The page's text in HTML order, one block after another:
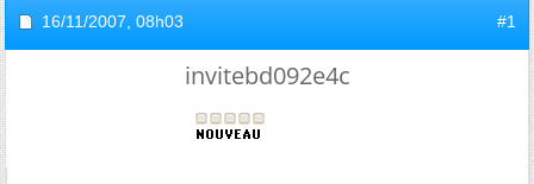
16/11/2007, 08h03 #1
invitebd092e4c